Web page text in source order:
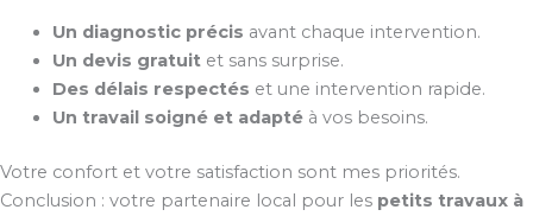
Un diagnostic précis avant chaque intervention.
Un devis gratuitet sans surprise.
Des délais respectés et une intervention rapide.
Un travail soigné et adaptéà vos besoins.
Votre confort et votre satisfaction sont mes priorités.
Conclusion : votre partenaire local pour les petits travaux à